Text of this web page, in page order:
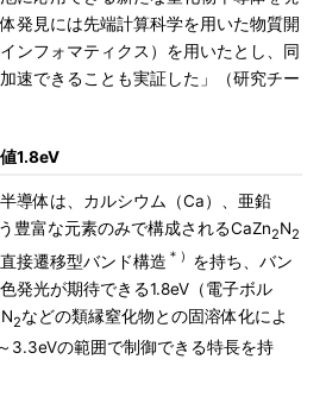
発見には先端計算科学を用いた物質開
ンフォマティクス）を用いたとし、同
速できることも実証した」（研究チー
1.8eV
導体は、カルシウム（Ca）、亜鉛
豊富な元素のみで構成されるCaZn2N2
接遷移型バンド構造 ＊） を持ち、バン
発光が期待できる1.8eV（電子ボル
N2などの類縁窒化物との固溶体化によ
3.3eVの範囲で制御できる特長を持